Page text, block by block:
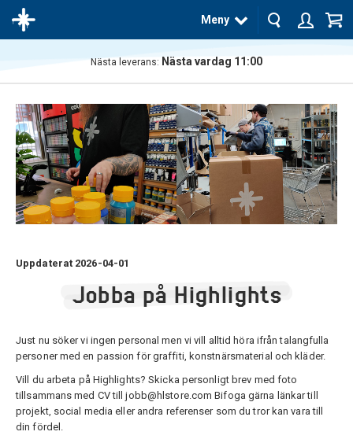
har blivit
tillagd i
varukorgen
Meny
Nästa leverans: Nästa vardag 11:00
Uppdaterat 2026-04-01
Jobba på Highlights
Just nu söker vi ingen personal men vi vill alltid höra ifrån talangfulla
personer med en passion för graffiti, konstnärsmaterial och kläder.
Vill du arbeta på Highlights? Skicka personligt brev med foto
tillsammans med CV till jobb@hlstore.com Bifoga gärna länkar till
projekt, social media eller andra referenser som du tror kan vara till
din fördel.